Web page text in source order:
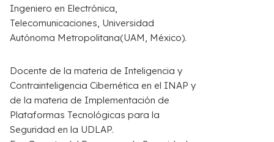
Ingeniero en Electrónica,
Telecomunicaciones, Universidad
Autónoma Metropolitana(UAM, México).
Docente de la materia de Inteligencia y
Contrainteligencia Cibernética en el INAP y
de la materia de Implementación de
Plataformas Tecnológicas para la
Seguridad en la UDLAP.